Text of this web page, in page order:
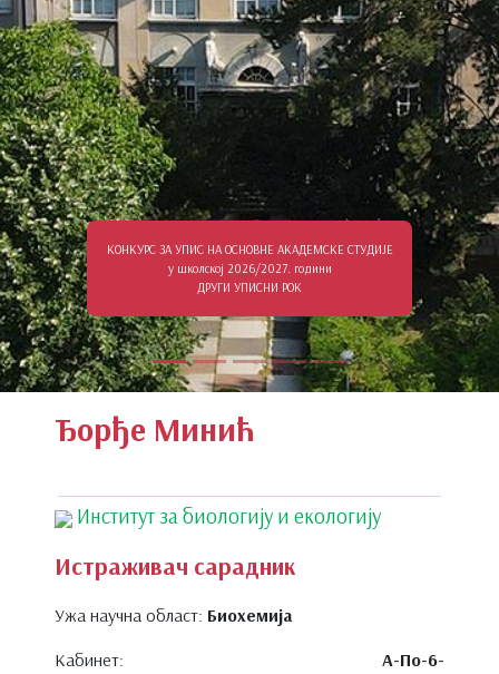
КОНКУРС ЗА УПИС НА ОСНОВНЕ АКАДЕМСКЕ СТУДИЈЕ
у школској 2026/2027. години
ДРУГИ УПИСНИ РОК
Ђорђе Минић
Институт за биологију и екологију
Истраживач сарадник
Ужа научна област: Биохемија
Кабинет:
A-По-6-